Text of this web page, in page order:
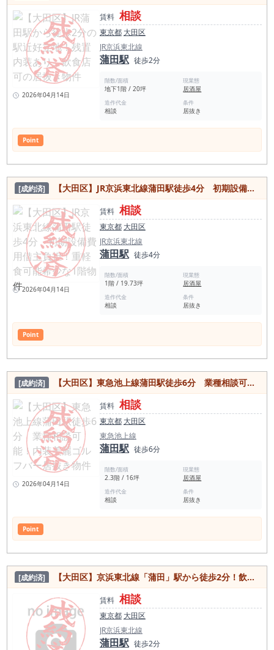
2026年04月14日
賃料 相談
東京都 大田区
JR京浜東北線
蒲田駅 徒歩2分
階数/面積
地下1階 / 20坪
現業態
居酒屋
造作代金
相談
条件
居抜き
Point
[成約済] 【大田区】JR京浜東北線蒲田駅徒歩4分 初期設備費用借主負担！重軽食可能希少な1階物件
2026年04月14日
賃料 相談
東京都 大田区
JR京浜東北線
蒲田駅 徒歩4分
階数/面積
1階 / 19.73坪
現業態
居酒屋
造作代金
相談
条件
居抜き
Point
[成約済] 【大田区】東急池上線蒲田駅徒歩6分 業種相談可能！内装美麗ゴルフバー居抜き物件
2026年04月14日
賃料 相談
東京都 大田区
東急池上線
蒲田駅 徒歩6分
階数/面積
2.3階 / 16坪
現業態
居酒屋
造作代金
相談
条件
居抜き
Point
[成約済] 【大田区】京浜東北線「蒲田」駅から徒歩2分！飲食店・事務所可 即営業可能な居酒屋店舗の居抜き物件
賃料 相談
東京都 大田区
JR京浜東北線
蒲田駅 徒歩2分